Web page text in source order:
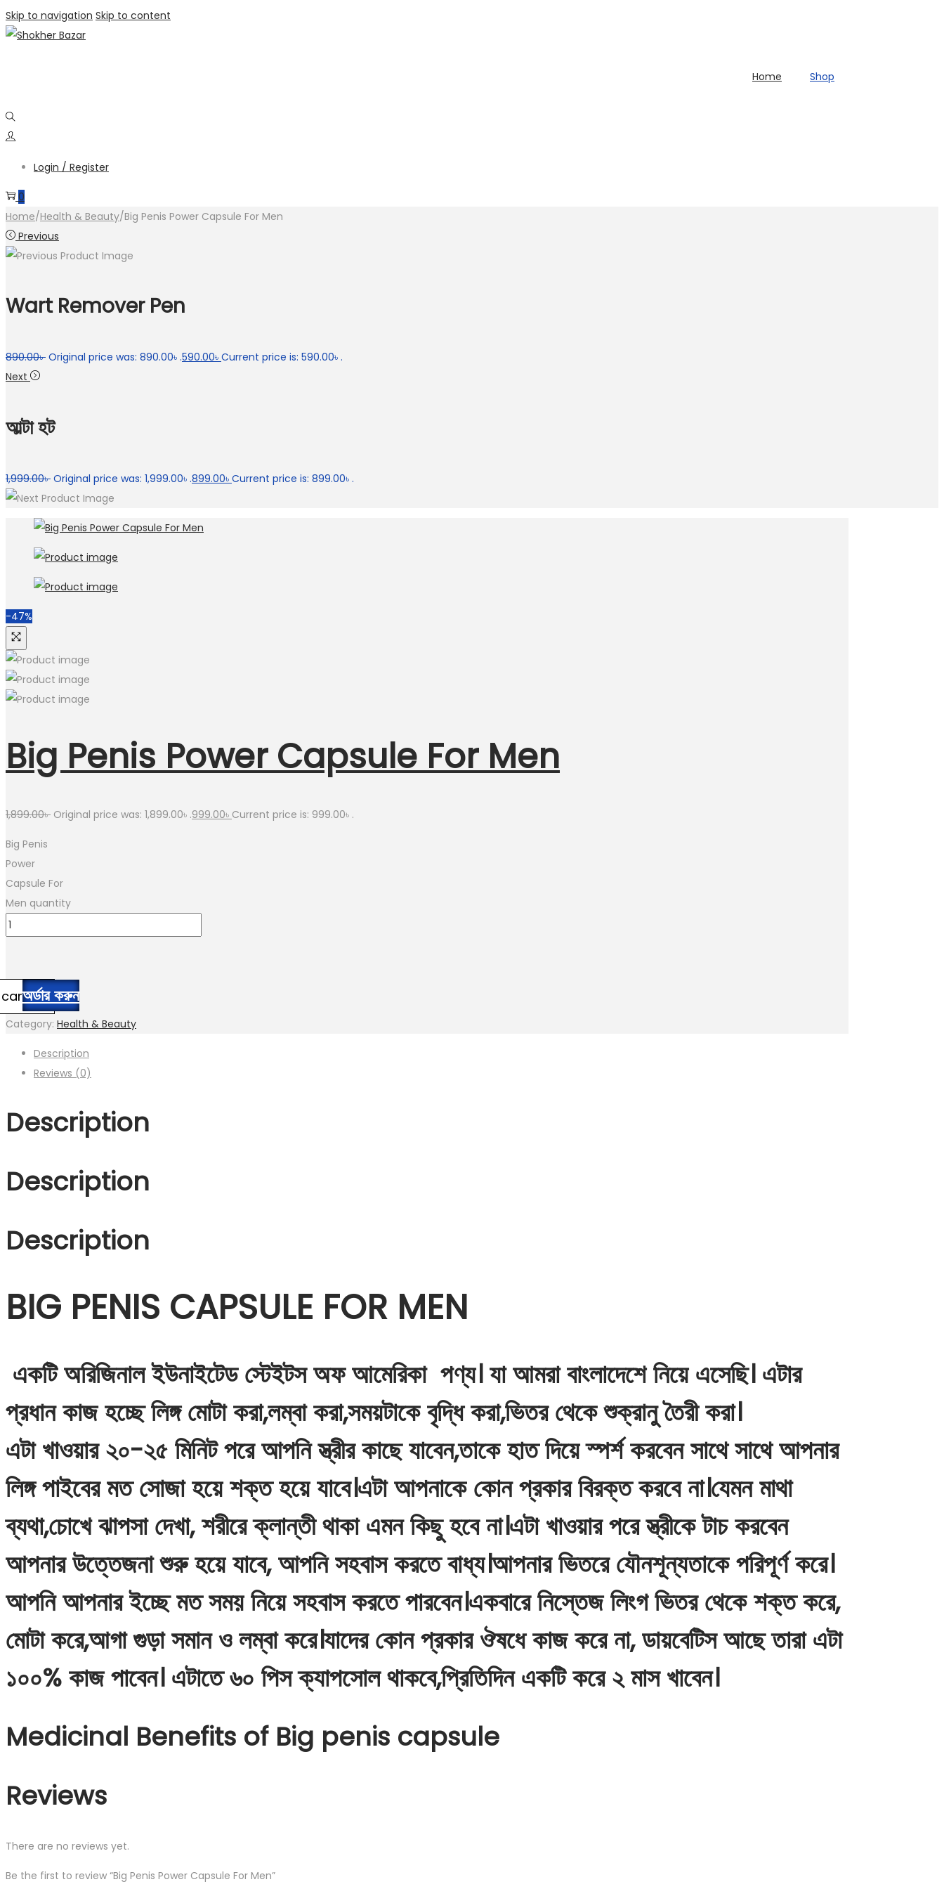
Skip to navigation Skip to content
Home Shop
Login / Register
0
Home/Health & Beauty/Big Penis Power Capsule For Men
Previous
Wart Remover Pen
890.00৳ Original price was: 890.00৳ .590.00৳ Current price is: 590.00৳ .
Next
আল্টা হট
1,999.00৳ Original price was: 1,999.00৳ .899.00৳ Current price is: 899.00৳ .
-47%
Big Penis Power Capsule For Men
1,899.00৳ Original price was: 1,899.00৳ .999.00৳ Current price is: 999.00৳ .
Big Penis
Power
Capsule For
Men quantity
অর্ডার করুন
Category: Health & Beauty
Description
Reviews (0)
Description
Description
Description
BIG PENIS CAPSULE FOR MEN
একটি অরিজিনাল ইউনাইটেড স্টেইটস অফ আমেরিকা পণ্য। যা আমরা বাংলাদেশে নিয়ে এসেছি। এটার
প্রধান কাজ হচ্ছে লিঙ্গ মোটা করা,লম্বা করা,সময়টাকে বৃদ্ধি করা,ভিতর থেকে শুক্রানু তৈরী করা।
এটা খাওয়ার ২০-২৫ মিনিট পরে আপনি স্ত্রীর কাছে যাবেন,তাকে হাত দিয়ে স্পর্শ করবেন সাথে সাথে আপনার
লিঙ্গ পাইবের মত সোজা হয়ে শক্ত হয়ে যাবে।এটা আপনাকে কোন প্রকার বিরক্ত করবে না।যেমন মাথা
ব্যথা,চোখে ঝাপসা দেখা, শরীরে ক্লান্তী থাকা এমন কিছু হবে না।এটা খাওয়ার পরে স্ত্রীকে টাচ করবেন
আপনার উত্তেজনা শুরু হয়ে যাবে, আপনি সহবাস করতে বাধ্য।আপনার ভিতরে যৌনশূন্যতাকে পরিপূর্ণ করে।
আপনি আপনার ইচ্ছে মত সময় নিয়ে সহবাস করতে পারবেন।একবারে নিস্তেজ লিংগ ভিতর থেকে শক্ত করে,
মোটা করে,আগা গুড়া সমান ও লম্বা করে।যাদের কোন প্রকার ঔষধে কাজ করে না, ডায়বেটিস আছে তারা এটা
১০০% কাজ পাবেন। এটাতে ৬০ পিস ক্যাপসোল থাকবে,প্রিতিদিন একটি করে ২ মাস খাবেন।
Medicinal Benefits of Big penis capsule
Reviews
There are no reviews yet.
Be the first to review “Big Penis Power Capsule For Men”